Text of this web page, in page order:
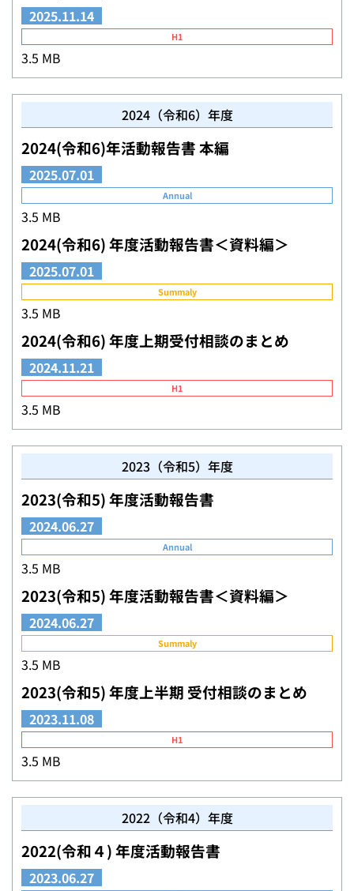
2025.11.14
H1
3.5 MB
2024（令和6）年度
2024(令和6)年活動報告書 本編
2025.07.01
Annual
3.5 MB
2024(令和6) 年度活動報告書＜資料編＞
2025.07.01
Summaly
3.5 MB
2024(令和6) 年度上期受付相談のまとめ
2024.11.21
H1
3.5 MB
2023（令和5）年度
2023(令和5) 年度活動報告書
2024.06.27
Annual
3.5 MB
2023(令和5) 年度活動報告書＜資料編＞
2024.06.27
Summaly
3.5 MB
2023(令和5) 年度上半期 受付相談のまとめ
2023.11.08
H1
3.5 MB
2022（令和4）年度
2022(令和４) 年度活動報告書
2023.06.27